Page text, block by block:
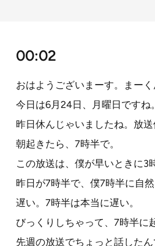
00:02
おはようございまーす。まーく
今日は6月24日、月曜日ですね
昨日休んじゃいましたね。放送
朝起きたら、7時半で。
この放送は、僕が早いときに3
昨日が7時半で、僕7時半に自
遅い。7時半は本当に遅い。
びっくりしちゃって、7時半に
先週の放送でちょっと話した